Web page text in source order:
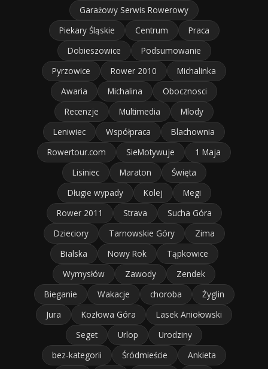
Garażowy Serwis Rowerowy
Piekary Śląskie
Centrum
Praca
Dobieszowice
Podsumowanie
Pyrzowice
Rower 2010
Michalinka
Awaria
Michalina
Obocznosci
Recenzje
Multimedia
Mlody
Leniwiec
Współpraca
Blachownia
Rowertour.com
SieMotywuje
1 Maja
Lisiniec
Maraton
Święta
Długie wypady
Kolej
Megi
Rower 2011
Strava
Sucha Góra
Dzieciory
Tarnowskie Góry
Zima
Bialska
Nowy Rok
Tąpkowice
Wymysłów
Zawody
Zendek
Bieganie
Wakacje choroba
Żyglin
Jura
Kozłowa Góra
Lasek Aniołowski
Seget
Urlop
Urodziny
bez-kategorii
Śródmieście
Ankieta